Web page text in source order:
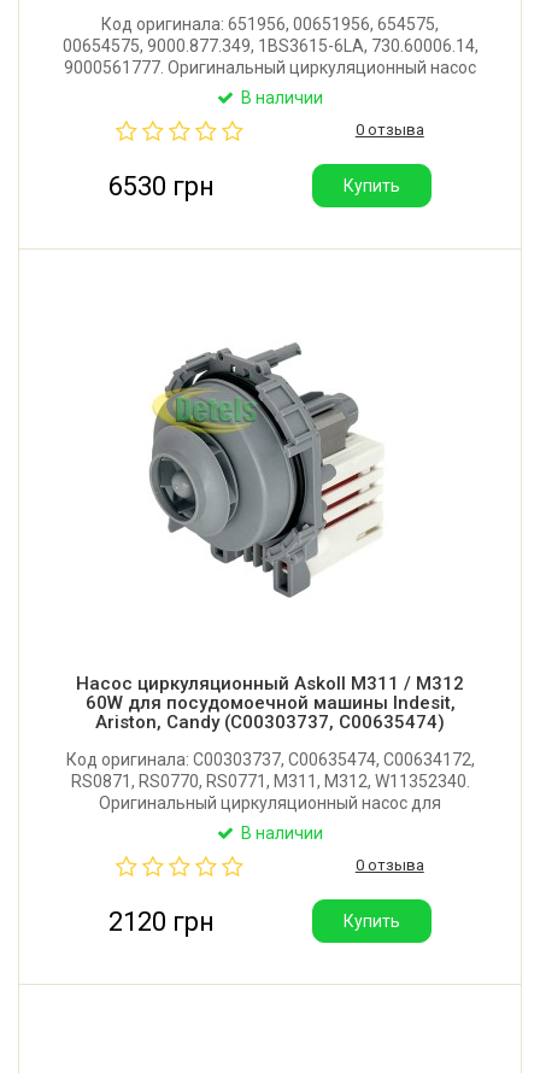
Код оригинала: 651956, 00651956, 654575,
00654575, 9000.877.349, 1BS3615-6LA, 730.60006.14,
9000561777. Оригинальный циркуляционный насос
в сборе с тэном для посудомоечной машины Bosch,
фирменной упаковке Bosch.
В наличии
0 отзыва
6530 грн Купить
Насос циркуляционный Askoll M311 / M312
60W для посудомоечной машины Indesit,
Ariston, Candy (C00303737, C00635474)
Код оригинала: C00303737, C00635474, C00634172,
RS0871, RS0770, RS0771, M311, M312, W11352340.
Оригинальный циркуляционный насос для
посудомоечной машины Indesit, Ariston, Candy,
Производитель: Askoll (Словакия).
В наличии
0 отзыва
2120 грн Купить